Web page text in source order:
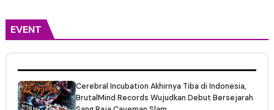
EVENT
Cerebral Incubation Akhirnya Tiba di Indonesia,
BrutalMind Records Wujudkan Debut Bersejarah